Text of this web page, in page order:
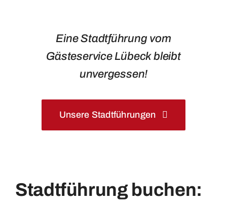
Eine Stadtführung vom
Gästeservice Lübeck bleibt
unvergessen!
Unsere Stadtführungen
Stadtführung buchen: